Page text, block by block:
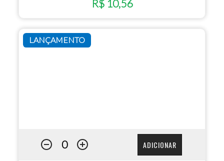
R$ 10,56
LANÇAMENTO
ADICIONAR